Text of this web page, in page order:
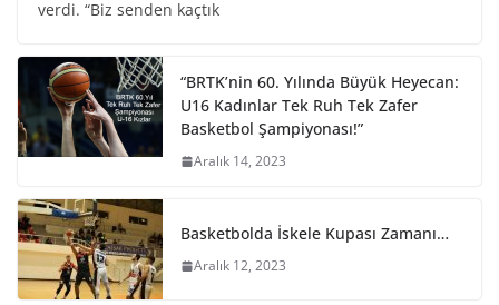
verdi. “Biz senden kaçtık
“BRTK’nin 60. Yılında Büyük Heyecan:
U16 Kadınlar Tek Ruh Tek Zafer
Basketbol Şampiyonası!”
Aralık 14, 2023
Basketbolda İskele Kupası Zamanı…
Aralık 12, 2023